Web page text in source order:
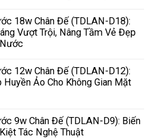
18w Chân Đế (TDLAN-D18):
Vượt Trội, Nâng Tầm Vẻ Đẹp
12w Chân Đế (TDLAN-D12):
Ảo Cho Không Gian Mặt
9w Chân Đế (TDLAN-D9): Biến
Tác Nghệ Thuật